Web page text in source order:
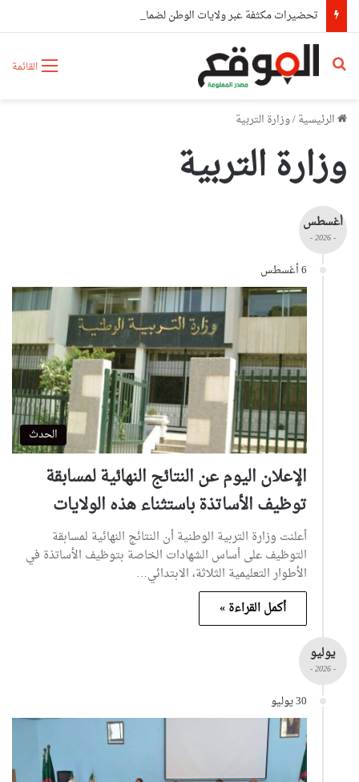
القائمة بحث عن
الرئيسية/وزارة التربية
وزارة التربية
أغسطس
- 2026 -
6 أغسطس
الحدث
الإعلان اليوم عن النتائج النهائية لمسابقة
توظيف الأساتذة باستثناء هذه الولايات
أعلنت وزارة التربية الوطنية أن النتائج النهائية لمسابقة
التوظيف على أساس الشهادات الخاصة بتوظيف الأساتذة في
الأطوار التعليمية الثلاثة، الابتدائي…
أكمل القراءة »
يوليو
- 2026 -
30 يوليو